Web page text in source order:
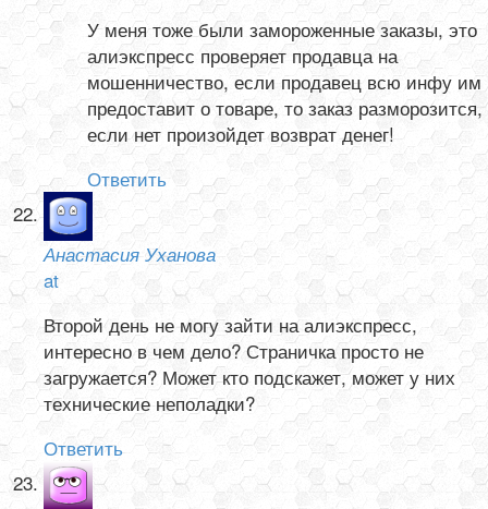
У меня тоже были замороженные заказы, это
алиэкспресс проверяет продавца на
мошенничество, если продавец всю инфу им
предоставит о товаре, то заказ разморозится,
если нет произойдет возврат денег!
Ответить
Анастасия Уханова
at
Второй день не могу зайти на алиэкспресс,
интересно в чем дело? Страничка просто не
загружается? Может кто подскажет, может у них
технические неполадки?
Ответить